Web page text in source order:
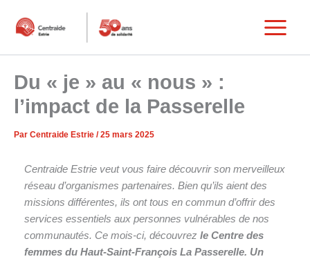
Main
Du « je » au « nous » :
l’impact de la Passerelle
Par Centraide Estrie /25 mars 2025
Centraide Estrie veut vous faire découvrir son merveilleux
réseau d’organismes partenaires. Bien qu’ils aient des
missions différentes, ils ont tous en commun d’offrir des
services essentiels aux personnes vulnérables de nos
communautés. Ce mois-ci, découvrez le Centre des
femmes du Haut-Saint-François La Passerelle. Un